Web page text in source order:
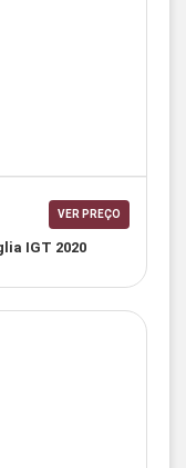
VER PREÇO
IGT 2020